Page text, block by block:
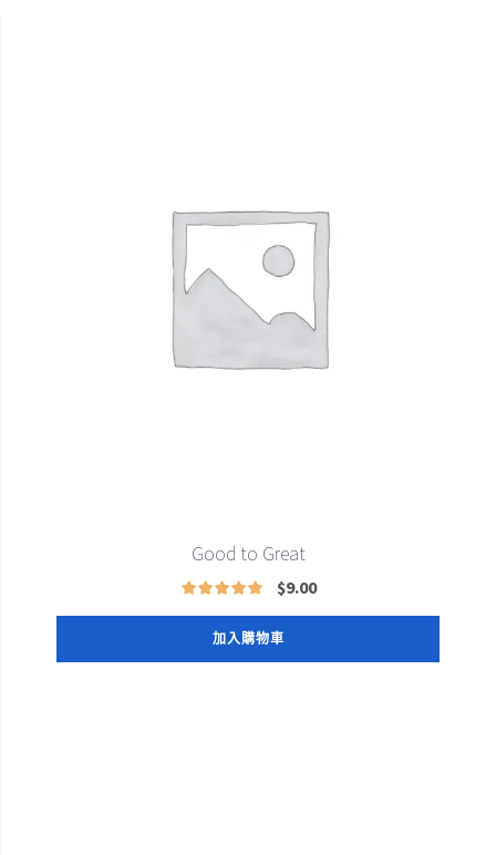
Good to Great
$9.00
加入購物車